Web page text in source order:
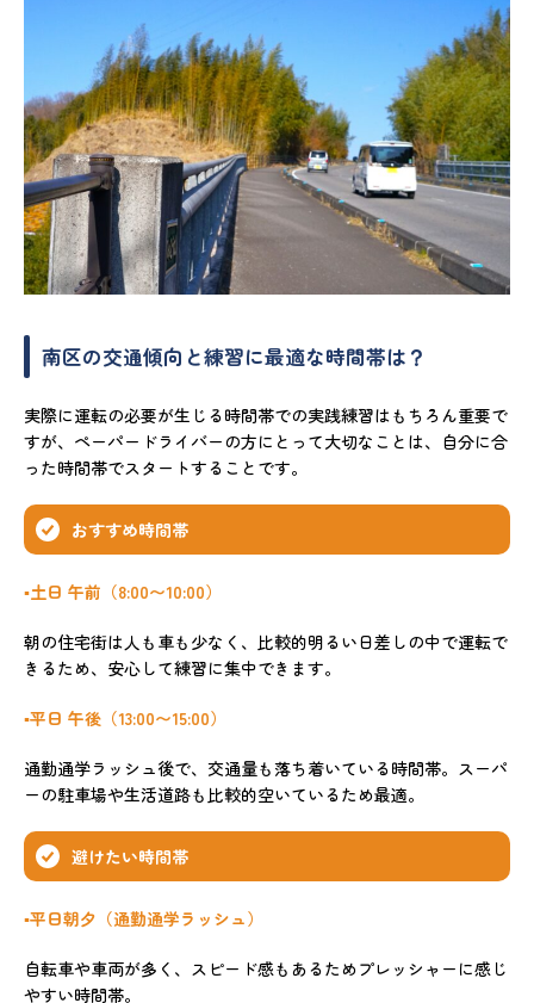
南区の交通傾向と練習に最適な時間帯は？
実際に運転の必要が生じる時間帯での実践練習はもちろん重要で
すが、ペーパードライバーの方にとって大切なことは、自分に合
った時間帯でスタートすることです。
おすすめ時間帯
▪️土日 午前（8:00〜10:00）
朝の住宅街は人も車も少なく、比較的明るい日差しの中で運転で
きるため、安心して練習に集中できます。
▪️平日 午後（13:00〜15:00）
通勤通学ラッシュ後で、交通量も落ち着いている時間帯。スーパ
ーの駐車場や生活道路も比較的空いているため最適。
避けたい時間帯
▪️平日朝夕（通勤通学ラッシュ）
自転車や車両が多く、スピード感もあるためプレッシャーに感じ
やすい時間帯。